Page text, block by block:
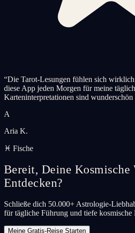
“Die Tarot-Lesungen fühlen sich
diese App jeden Morgen für meine
Karteninterpretationen sind
A
Aria K.
♓ Fische
Bereit, Deine Kosmische
Entdecken?
Schließe dich 50.000+ Astrologie-
für tägliche Führung und tiefe kosmische
Meine Gratis-Reise Starten